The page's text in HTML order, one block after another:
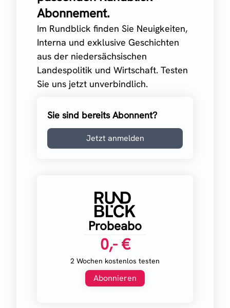
Abonnement.
Im Rundblick finden Sie Neuigkeiten,
Interna und exklusive Geschichten
aus der niedersächsischen
Landespolitik und Wirtschaft. Testen
Sie uns jetzt unverbindlich.
Sie sind bereits Abonnent?
Jetzt anmelden
Probeabo
0,- €
2 Wochen kostenlos testen
Abonnieren